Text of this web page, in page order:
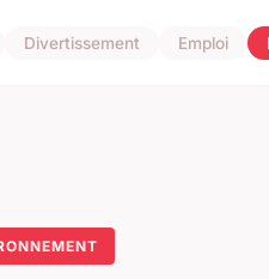
Divertissement Emploi